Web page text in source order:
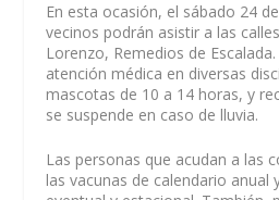
En esta ocasión, el sábado 24
vecinos podrán asistir a las
Lorenzo, Remedios de
atención médica en diversas
mascotas de 10 a 14 horas, y
se suspende en caso de lluvia.
Las personas que acudan a las
las vacunas de calendario anual